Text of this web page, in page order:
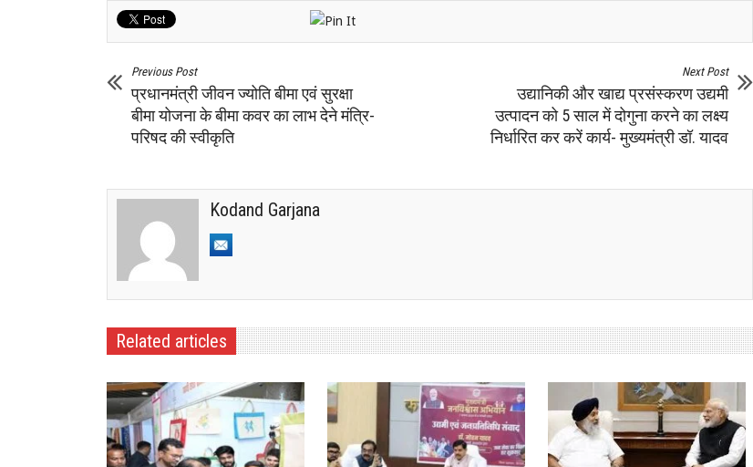
Previous Post
प्रधानमंत्री जीवन ज्योति बीमा एवं सुरक्षा
बीमा योजना के बीमा कवर का लाभ देने मंत्रि-
परिषद की स्वीकृति
Next Post
उद्यानिकी और खाद्य प्रसंस्करण उद्यमी
उत्पादन को 5 साल में दोगुना करने का लक्ष्य
निर्धारित कर करें कार्य- मुख्यमंत्री डॉ. यादव
Kodand Garjana
Related articles